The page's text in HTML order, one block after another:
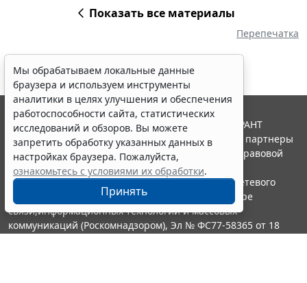
Показать все материалы
Перепечатка
Мы обрабатываем локальные данные
браузера и используем инструменты
аналитики в целях улучшения и обеспечения
работоспособности сайта, статистических
исследований и обзоров. Вы можете
запретить обработку указанных данных в
настройках браузера. Пожалуйста,
ознакомьтесь с условиями их обработки.
Принять
© ООО "НПП "ГАРАНТ-СЕРВИС", 2026. Система ГАРАНТ
выпускается с 1990 года. Компания "Гарант" и ее партнеры
являются участниками Российской ассоциации правовой
информации ГАРАНТ.
Портал ГАРАНТ.РУ зарегистрирован в качестве сетевого
издания Федеральной службой по надзору в сфере
связи,информационных технологий и массовых
коммуникаций (Роскомнадзором), Эл № ФС77-58365 от 18